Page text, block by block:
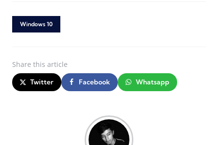
Windows 10
Share this article
Twitter Facebook Whatsapp